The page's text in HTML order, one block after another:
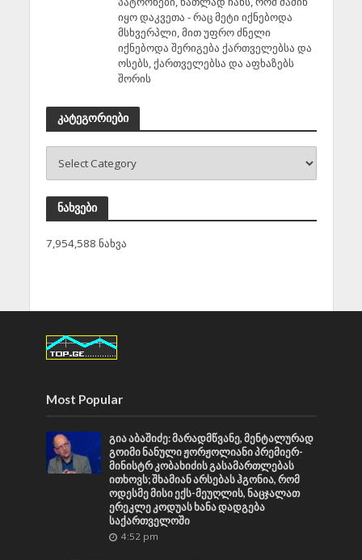
იყო დაკვეთა - რაც მეტი იქნებოდა
მსხვერპლი, მით უფრო ძნელი
იქნებოდა შერიგება ქართველებსა და
ოსებს, ქართველებსა და აფხაზებს
შორის
კატეგორიები
ნახვები
7,954,588 ნახვა
Most Popular
გია აბაშიძე: მარადმწვანე, მენტალურად
გოიმი ნანული ჟორჟოლიანი პრემიერ-
მინისტრ კობახიძის გასამართლებას
ითხოვს; შხამიან არსებას ჰგონია, რომ
ოდესმე მისი ექს-მეუღლის, ნაცჯალათ
ერეკლე კოდუას ხანა დადგება
საქართველოში
4:52 pm